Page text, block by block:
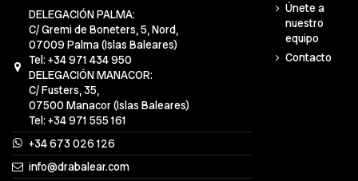
DELEGACIÓN PALMA:
C/ Gremi de Boneters, 5, Nord,
07009 Palma (Islas Baleares)
Tel: +34 971 434 950
DELEGACIÓN MANACOR:
C/ Fusters, 35,
07500 Manacor (Islas Baleares)
Tel: +34 971 555 161
+34 673 026 126
info@drabalear.com
Únete a
nuestro
equipo
Contacto